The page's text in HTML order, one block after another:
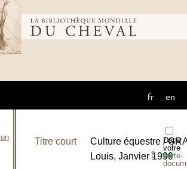
du
fr en
Dans
votre
porte-
⇪PDF
Titre court
Culture équestre /
Louis, Janvier 1999